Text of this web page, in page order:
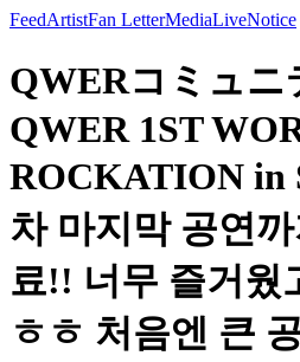
FeedArtistFan LetterMediaLiveNotice
QWERコミュニ
QWER 1ST
ROCKATION in
차 마지막 공연
료!! 너무 즐거웠
ㅎㅎ 처음엔 큰